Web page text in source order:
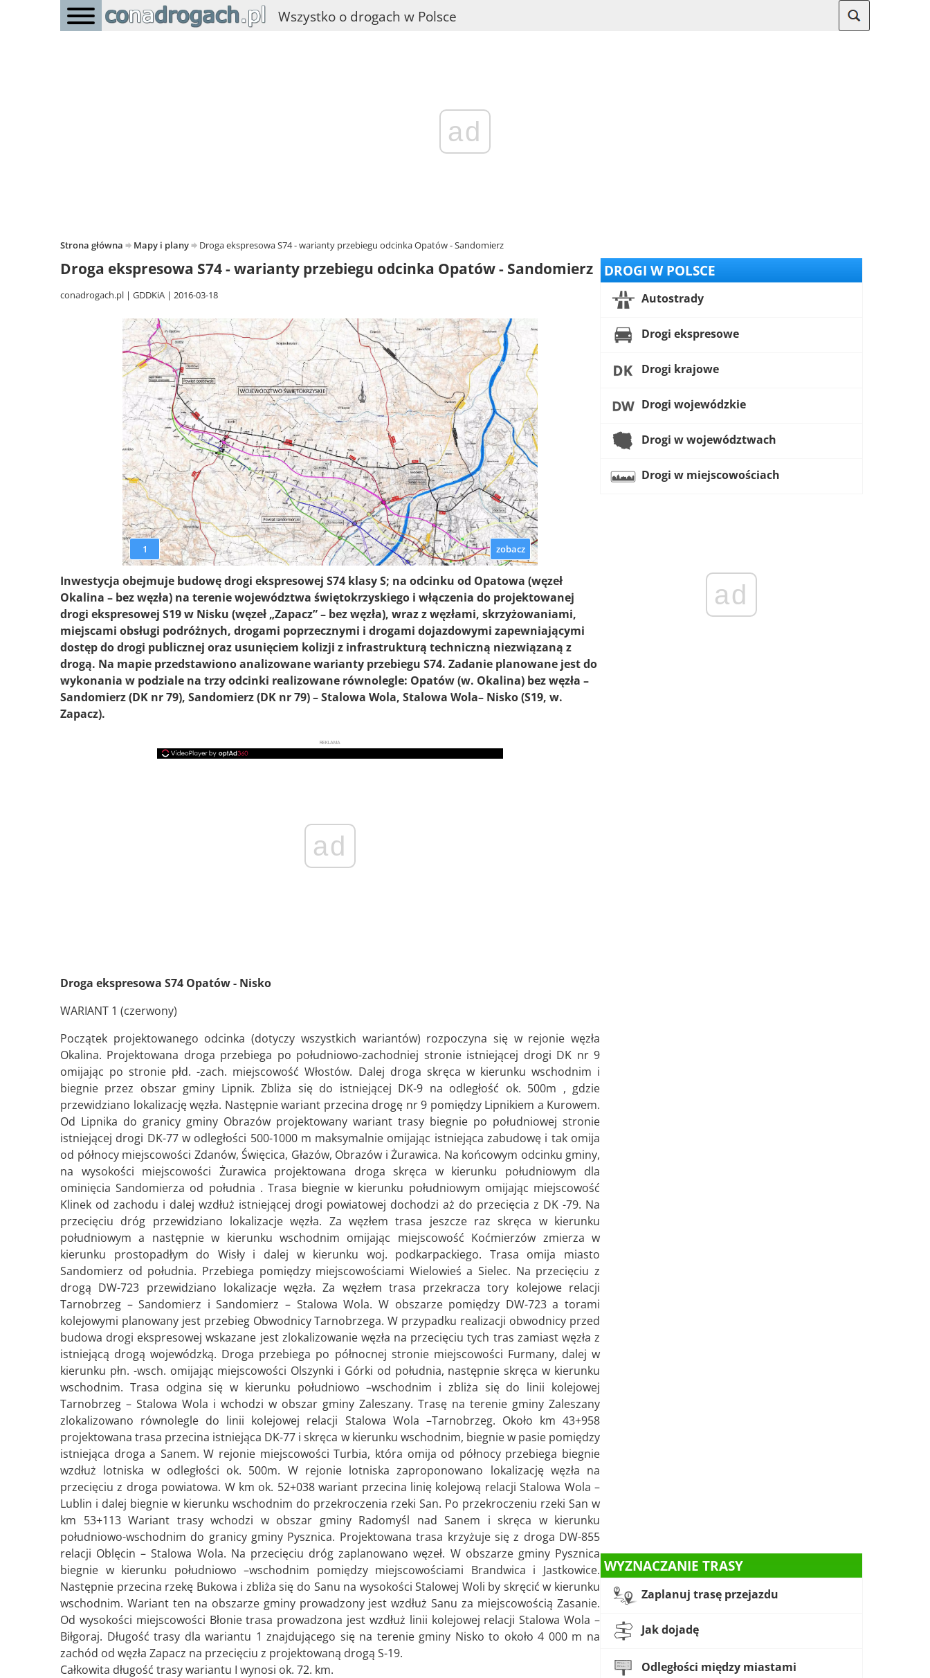
Wszystko o drogach w Polsce
ad
Strona główna Mapy i plany Droga ekspresowa S74 - warianty przebiegu odcinka Opatów - Sandomierz
Droga ekspresowa S74 - warianty przebiegu odcinka Opatów - Sandomierz
conadrogach.pl GDDKiA 2016-03-18
1 zobacz
Inwestycja obejmuje budowę drogi ekspresowej S74 klasy S; na odcinku od Opatowa (węzeł
Okalina – bez węzła) na terenie województwa świętokrzyskiego i włączenia do projektowanej
drogi ekspresowej S19 w Nisku (węzeł „Zapacz” – bez węzła), wraz z węzłami, skrzyżowaniami,
miejscami obsługi podróżnych, drogami poprzecznymi i drogami dojazdowymi zapewniającymi
dostęp do drogi publicznej oraz usunięciem kolizji z infrastrukturą techniczną niezwiązaną z
drogą. Na mapie przedstawiono analizowane warianty przebiegu S74. Zadanie planowane jest do
wykonania w podziale na trzy odcinki realizowane równolegle: Opatów (w. Okalina) bez węzła –
Sandomierz (DK nr 79), Sandomierz (DK nr 79) – Stalowa Wola, Stalowa Wola– Nisko (S19, w.
Zapacz).
REKLAMA
ad
Droga ekspresowa S74 Opatów - Nisko
WARIANT 1 (czerwony)
Początek projektowanego odcinka (dotyczy wszystkich wariantów) rozpoczyna się w rejonie węzła
Okalina. Projektowana droga przebiega po południowo-zachodniej stronie istniejącej drogi DK nr 9
omijając po stronie płd. -zach. miejscowość Włostów. Dalej droga skręca w kierunku wschodnim i
biegnie przez obszar gminy Lipnik. Zbliża się do istniejącej DK-9 na odległość ok. 500m , gdzie
przewidziano lokalizację węzła. Następnie wariant przecina drogę nr 9 pomiędzy Lipnikiem a Kurowem.
Od Lipnika do granicy gminy Obrazów projektowany wariant trasy biegnie po południowej stronie
istniejącej drogi DK-77 w odległości 500-1000 m maksymalnie omijając istniejąca zabudowę i tak omija
od północy miejscowości Zdanów, Święcica, Głazów, Obrazów i Żurawica. Na końcowym odcinku gminy,
na wysokości miejscowości Żurawica projektowana droga skręca w kierunku południowym dla
ominięcia Sandomierza od południa . Trasa biegnie w kierunku południowym omijając miejscowość
Klinek od zachodu i dalej wzdłuż istniejącej drogi powiatowej dochodzi aż do przecięcia z DK -79. Na
przecięciu dróg przewidziano lokalizacje węzła. Za węzłem trasa jeszcze raz skręca w kierunku
południowym a następnie w kierunku wschodnim omijając miejscowość Koćmierzów zmierza w
kierunku prostopadłym do Wisły i dalej w kierunku woj. podkarpackiego. Trasa omija miasto
Sandomierz od południa. Przebiega pomiędzy miejscowościami Wielowieś a Sielec. Na przecięciu z
drogą DW-723 przewidziano lokalizacje węzła. Za węzłem trasa przekracza tory kolejowe relacji
Tarnobrzeg – Sandomierz i Sandomierz – Stalowa Wola. W obszarze pomiędzy DW-723 a torami
kolejowymi planowany jest przebieg Obwodnicy Tarnobrzega. W przypadku realizacji obwodnicy przed
budowa drogi ekspresowej wskazane jest zlokalizowanie węzła na przecięciu tych tras zamiast węzła z
istniejącą drogą wojewódzką. Droga przebiega po północnej stronie miejscowości Furmany, dalej w
kierunku płn. -wsch. omijając miejscowości Olszynki i Górki od południa, następnie skręca w kierunku
wschodnim. Trasa odgina się w kierunku południowo –wschodnim i zbliża się do linii kolejowej
Tarnobrzeg – Stalowa Wola i wchodzi w obszar gminy Zaleszany. Trasę na terenie gminy Zaleszany
zlokalizowano równolegle do linii kolejowej relacji Stalowa Wola –Tarnobrzeg. Około km 43+958
projektowana trasa przecina istniejąca DK-77 i skręca w kierunku wschodnim, biegnie w pasie pomiędzy
istniejąca droga a Sanem. W rejonie miejscowości Turbia, która omija od północy przebiega biegnie
wzdłuż lotniska w odległości ok. 500m. W rejonie lotniska zaproponowano lokalizację węzła na
przecięciu z droga powiatowa. W km ok. 52+038 wariant przecina linię kolejową relacji Stalowa Wola –
Lublin i dalej biegnie w kierunku wschodnim do przekroczenia rzeki San. Po przekroczeniu rzeki San w
km 53+113 Wariant trasy wchodzi w obszar gminy Radomyśl nad Sanem i skręca w kierunku
południowo-wschodnim do granicy gminy Pysznica. Projektowana trasa krzyżuje się z droga DW-855
relacji Oblęcin – Stalowa Wola. Na przecięciu dróg zaplanowano węzeł. W obszarze gminy Pysznica
biegnie w kierunku południowo –wschodnim pomiędzy miejscowościami Brandwica i Jastkowice.
Następnie przecina rzekę Bukowa i zbliża się do Sanu na wysokości Stalowej Woli by skręcić w kierunku
wschodnim. Wariant ten na obszarze gminy prowadzony jest wzdłuż Sanu za miejscowością Zasanie.
Od wysokości miejscowości Błonie trasa prowadzona jest wzdłuż linii kolejowej relacji Stalowa Wola –
Biłgoraj. Długość trasy dla wariantu 1 znajdującego się na terenie gminy Nisko to około 4 000 m na
zachód od węzła Zapacz na przecięciu z projektowaną drogą S-19.
Całkowita długość trasy wariantu I wynosi ok. 72. km.
DROGI W POLSCE
Autostrady
Drogi ekspresowe
Drogi krajowe
Drogi wojewódzkie
Drogi w województwach
Drogi w miejscowościach
ad
WYZNACZANIE TRASY
Zaplanuj trasę przejazdu
Jak dojadę
Odległości między miastami